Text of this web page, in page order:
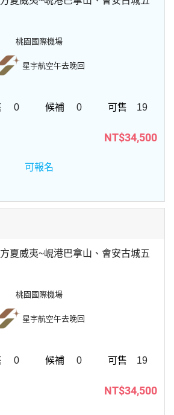
桃園國際機場
星宇航空午去晚回
0 0 19
NT$34,500
可報名
夏威夷~峴港巴拿山、會安古城五
桃園國際機場
星宇航空午去晚回
0 0 19
NT$34,500